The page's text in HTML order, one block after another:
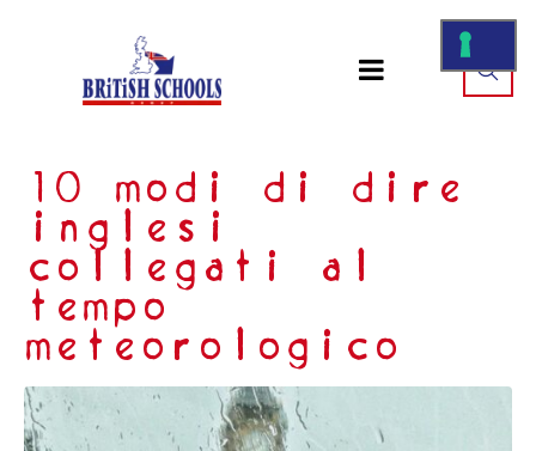
10 modi di dire
inglesi
collegati al
tempo
meteorologico